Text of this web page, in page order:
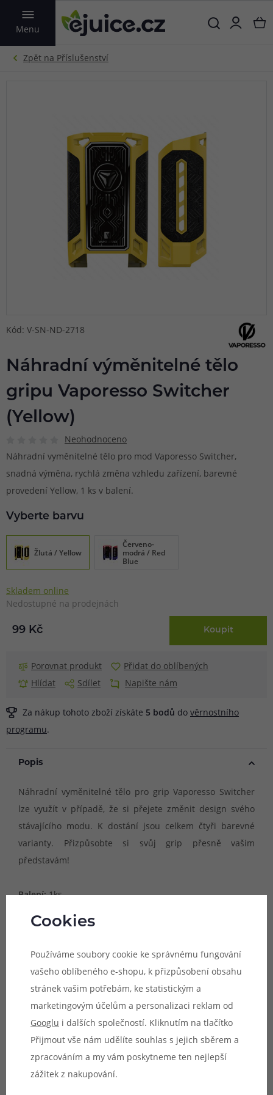
Menu
VYHLEDAT
Kód: V-SN-ND-2718
Náhradní výměnitelné tělo
gripu Vaporesso Switcher
(Yellow)
Neohodnoceno
Náhradní vyměnitelné tělo pro mod Vaporesso Switcher,
snadná výměna, rychlá změna vzhledu zařízení, barevné
provedení Yellow, 1 ks v balení.
Vyberte barvu
Žlutá / Yellow
Červeno-
modrá / Red
Blue
Skladem online
Nedostupné na prodejnách
99 Kč Koupit
Porovnat produkt
Přidat do oblíbených
Hlídat
Sdílet Napište nám
Za nákup tohoto zboží získáte 5 bodů do věrnostního
programu.
Popis
Náhradní vyměnitelné tělo pro grip Vaporesso Switcher
lze využít v případě, že si přejete změnit design svého
stávajícího modu. K dostání jsou celkem čtyři barevné
varianty. Přizpůsobte si svůj grip přesně vašim
představám!
Balení:1ks
Hodnocení (0)
Zeptejte se (0)
Mohlo by se vám líbit
Cookies
Používáme soubory cookie ke správnému fungování
vašeho oblíbeného e-shopu, k přizpůsobení obsahu
stránek vašim potřebám, ke statistickým a
marketingovým účelům a personalizaci reklam od
Googlu i dalších společností. Kliknutím na tlačítko
Přijmout vše nám udělíte souhlas s jejich sběrem a
zpracováním a my vám poskytneme ten nejlepší
zážitek z nakupování.